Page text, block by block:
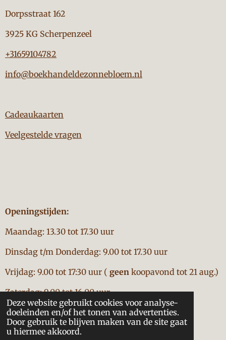
Deze website gebruikt cookies voor analyse-
doeleinden en/of het tonen van advertenties.
Door gebruik te blijven maken van de site gaat
u hiermee akkoord.
Dorpsstraat 162
3925 KG Scherpenzeel
+31659104782
info@boekhandeldezonnebloem.nl
Cadeaukaarten
Veelgestelde vragen
Openingstijden:
Maandag: 13.30 tot 17.30 uur
Dinsdag t/m Donderdag: 9.00 tot 17.30 uur
Vrijdag: 9.00 tot 17:30 uur ( geen koopavond tot 21 aug.)
Zaterdag: 9.00 tot 16.00 uur
Powered byJouwWeb